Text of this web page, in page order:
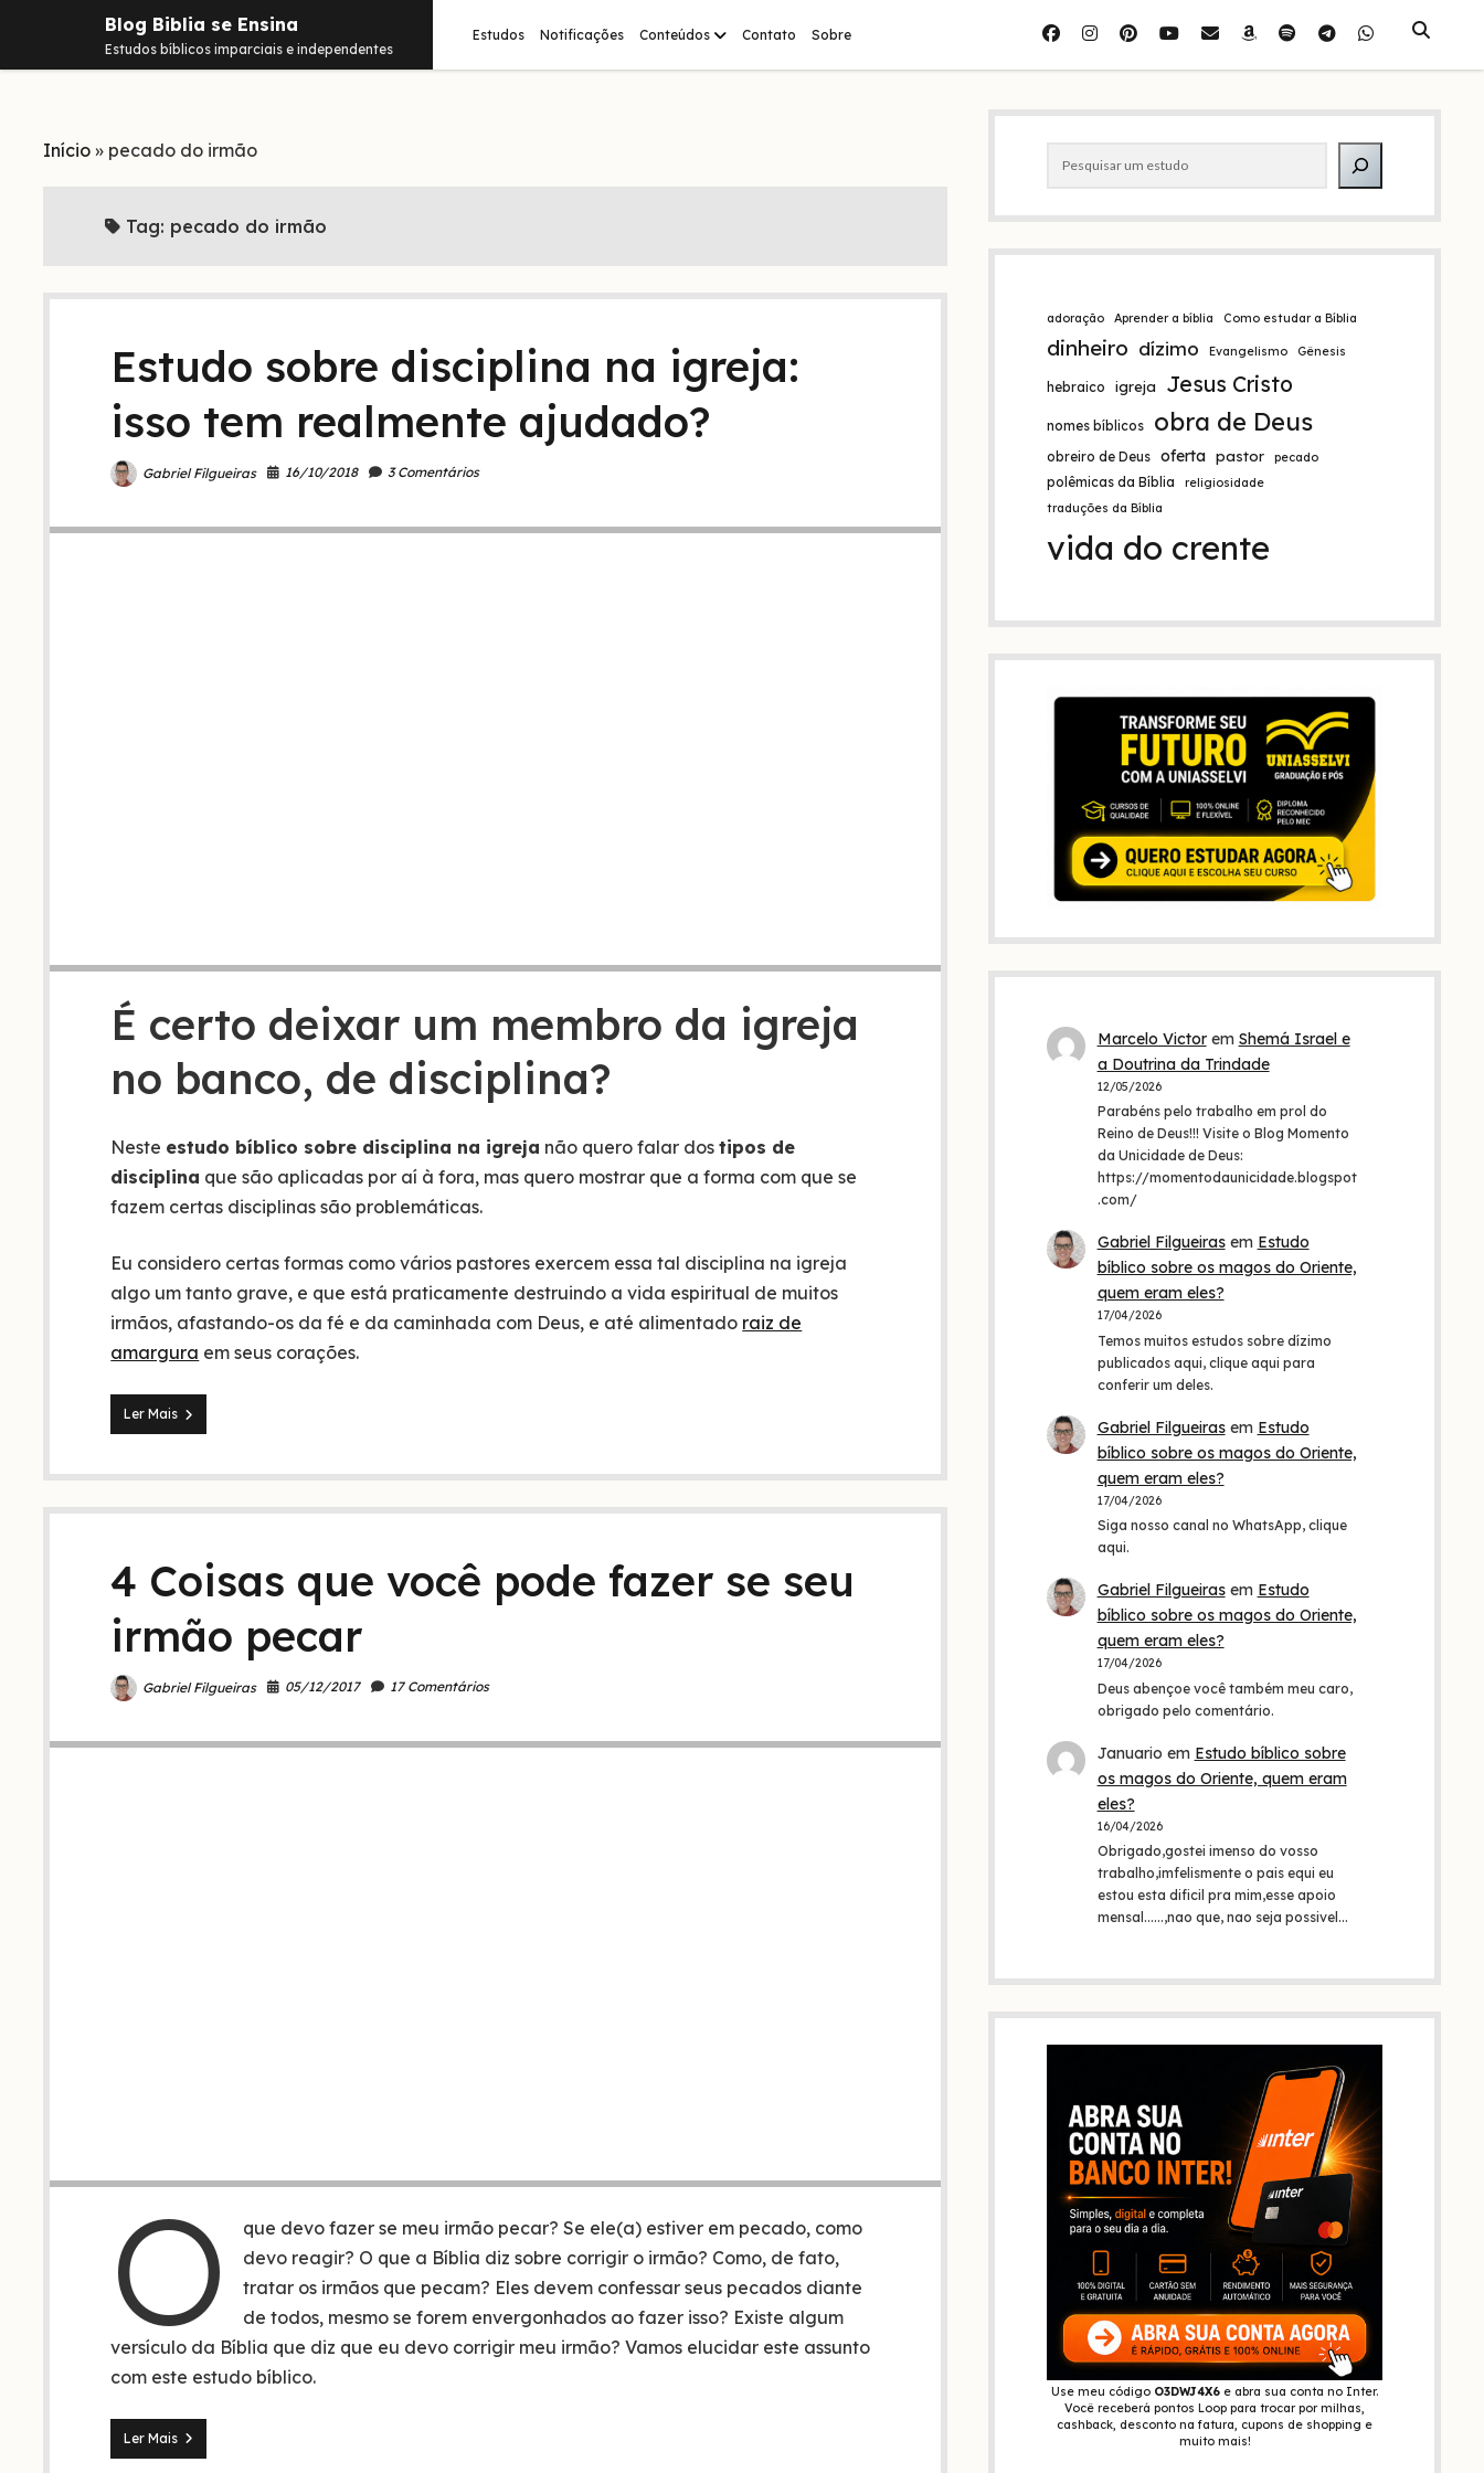
Blog Biblia se Ensina
Estudos bíblicos imparciais e independentes
Estudos Notificações Conteúdos abrirContato Sobre facebookinstagram
pinterestyoutube
e-
amazon
spotifytelegram
whatsapp
Início » pecado do irmão
Tag: pecado do irmão
Estudo sobre disciplina na igreja:
isso tem realmente ajudado?
Gabriel Filgueiras 16/10/2018 3 Comentários
É certo deixar um membro da igreja
no banco, de disciplina?
Neste estudo bíblico sobre disciplina na igreja não quero falar dostipos de
disciplina que são aplicadas por aí à fora, mas quero mostrar que a forma com que se
fazem certas disciplinas são problemáticas.
Eu considero certas formas como vários pastores exercem essa tal disciplina na igreja
algo um tanto grave, e que está praticamente destruindo a vida espiritual de muitos
irmãos, afastando-os da fé e da caminhada com Deus, e até alimentado raiz de
amargura em seus corações.
Ler MaisEstudo
sobre
na
isso
ajudado?
4 Coisas que você pode fazer se seu
irmão pecar
Gabriel Filgueiras 05/12/2017 17 Comentários
O
que devo fazer se meu irmão pecar? Se ele(a) estiver em pecado, como
devo reagir? O que a Bíblia diz sobre corrigir o irmão? Como, de fato,
tratar os irmãos que pecam? Eles devem confessar seus pecados diante
de todos, mesmo se forem envergonhados ao fazer isso? Existe algum
versículo da Bíblia que diz que eu devo corrigir meu irmão? Vamos elucidar este assunto
com este estudo bíblico.
Ler Mais4
Coisas
Barra
lateral
adoração Aprender a bíblia Como estudar a Bíblia
dinheiro dízimo Evangelismo Gênesis
hebraico igreja Jesus Cristo
nomes bíblicos obra de Deus
obreiro de Deus oferta pastor pecado
polêmicas da Bíblia
religiosidade
traduções da Bíblia
vida do crente
Marcelo Victorem Shemá Israel e
a Doutrina da Trindade
12/05/2026
Parabéns pelo trabalho em prol do
Reino de Deus!!! Visite o Blog Momento
da Unicidade de Deus:
https://momentodaunicidade.blogspot
.com/
Gabriel Filgueirasem Estudo
bíblico sobre os magos do Oriente,
quem eram eles?
17/04/2026
Temos muitos estudos sobre dízimo
publicados aqui, clique aqui para
conferir um deles.
Gabriel Filgueirasem Estudo
bíblico sobre os magos do Oriente,
quem eram eles?
17/04/2026
Siga nosso canal no WhatsApp, clique
aqui.
Gabriel Filgueirasem Estudo
bíblico sobre os magos do Oriente,
quem eram eles?
17/04/2026
Deus abençoe você também meu caro,
obrigado pelo comentário.
Januario em Estudo bíblico sobre
os magos do Oriente, quem eram
eles?
16/04/2026
Obrigado,gostei imenso do vosso
trabalho,imfelismente o pais equi eu
estou esta dificil pra mim,esse apoio
mensal......,nao que, nao seja possivel…
Use meu código O3DWJ4X6 e abra sua conta no Inter.
Você receberá pontos Loop para trocar por milhas,
cashback, desconto na fatura, cupons de shopping e
muito mais!